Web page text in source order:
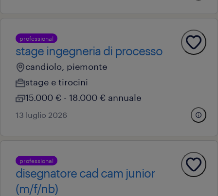
professional
stage ingegneria di processo
candiolo, piemonte
stage e tirocini
15.000 € - 18.000 € annuale
13 luglio 2026
professional
disegnatore cad cam junior
(m/f/nb)